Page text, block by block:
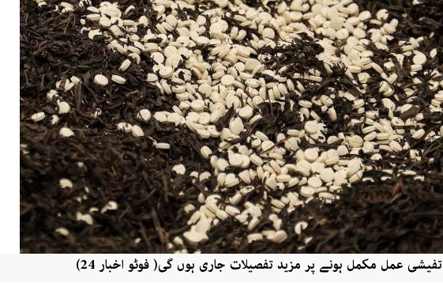
تفیشی عمل مکمل ہونے پر مزید تفصیلات جاری ہوں گی( فوٹو اخبار 24)